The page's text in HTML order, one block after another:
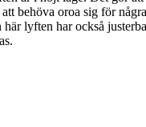
behöva oroa sig för
här lyften har också